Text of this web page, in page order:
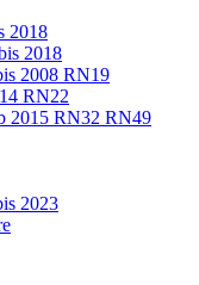
2018
2018
2008 RN19
RN22
2015 RN32 RN49
2023